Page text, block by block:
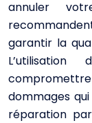
annuler
garantir la
dommages
réparation